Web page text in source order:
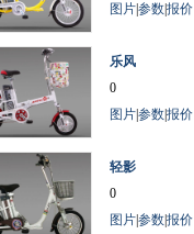
图片参数报价
乐风
0
图片参数报价
轻影
0
图片参数报价